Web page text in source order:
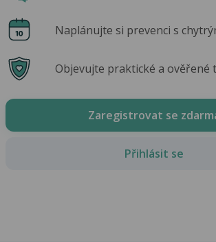
Naplánujte si prevenci s
Objevujte praktické a ověřené
Zaregistrovat se
Přihlásit se